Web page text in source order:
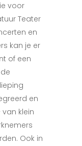
voor
Teater
en
kan je er
of een
en
klein
Ook in